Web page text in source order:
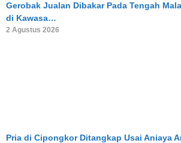
Gerobak Jualan Dibakar Pada Tengah
di Kawasa…
2 Agustus 2026
Pria di Cipongkor Ditangkap Usai Aniaya